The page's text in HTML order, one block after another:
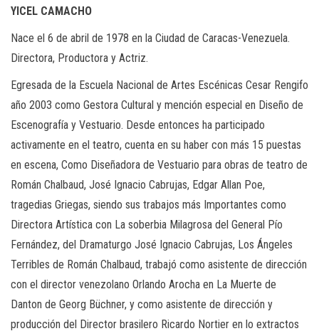
YICEL CAMACHO
Nace el 6 de abril de 1978 en la Ciudad de Caracas-Venezuela.
Directora, Productora y Actriz.
Egresada de la Escuela Nacional de Artes Escénicas Cesar Rengifo
año 2003 como Gestora Cultural y mención especial en Diseño de
Escenografía y Vestuario. Desde entonces ha participado
activamente en el teatro, cuenta en su haber con más 15 puestas
en escena, Como Diseñadora de Vestuario para obras de teatro de
Román Chalbaud, José Ignacio Cabrujas, Edgar Allan Poe,
tragedias Griegas, siendo sus trabajos más Importantes como
Directora Artística con La soberbia Milagrosa del General Pío
Fernández, del Dramaturgo José Ignacio Cabrujas, Los Ángeles
Terribles de Román Chalbaud, trabajó como asistente de dirección
con el director venezolano Orlando Arocha en La Muerte de
Danton de Georg Büchner, y como asistente de dirección y
producción del Director brasilero Ricardo Nortier en lo extractos